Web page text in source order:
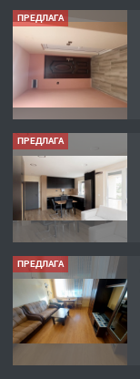
ПРЕДЛАГА
ПРЕДЛАГА
ПРЕДЛАГА